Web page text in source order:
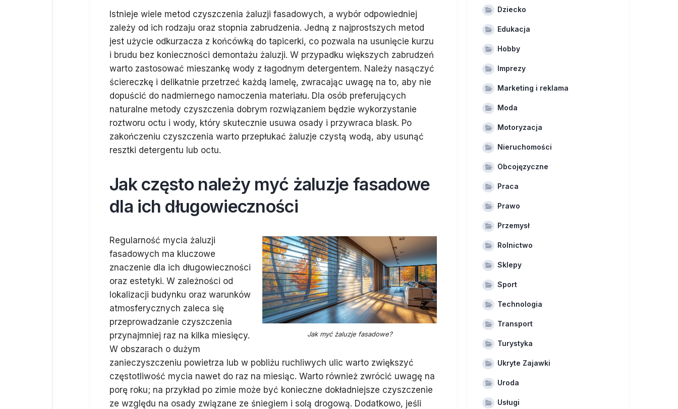
Istnieje wiele metod czyszczenia żaluzji fasadowych, a wybór odpowiedniej
zależy od ich rodzaju oraz stopnia zabrudzenia. Jedną z najprostszych metod
jest użycie odkurzacza z końcówką do tapicerki, co pozwala na usunięcie kurzu
i brudu bez konieczności demontażu żaluzji. W przypadku większych zabrudzeń
warto zastosować mieszankę wody z łagodnym detergentem. Należy nasączyć
ściereczkę i delikatnie przetrzeć każdą lamelę, zwracając uwagę na to, aby nie
dopuścić do nadmiernego namoczenia materiału. Dla osób preferujących
naturalne metody czyszczenia dobrym rozwiązaniem będzie wykorzystanie
roztworu octu i wody, który skutecznie usuwa osady i przywraca blask. Po
zakończeniu czyszczenia warto przepłukać żaluzje czystą wodą, aby usunąć
resztki detergentu lub octu.
Jak często należy myć żaluzje fasadowe
dla ich długowieczności
Jak myć żaluzje fasadowe?
Regularność mycia żaluzji
fasadowych ma kluczowe
znaczenie dla ich długowieczności
oraz estetyki. W zależności od
lokalizacji budynku oraz warunków
atmosferycznych zaleca się
przeprowadzanie czyszczenia
przynajmniej raz na kilka miesięcy.
W obszarach o dużym
zanieczyszczeniu powietrza lub w pobliżu ruchliwych ulic warto zwiększyć
częstotliwość mycia nawet do raz na miesiąc. Warto również zwrócić uwagę na
porę roku; na przykład po zimie może być konieczne dokładniejsze czyszczenie
ze względu na osady związane ze śniegiem i solą drogową. Dodatkowo, jeśli
Dziecko
Edukacja
Hobby
Imprezy
Marketing i reklama
Moda
Motoryzacja
Nieruchomości
Obcojęzyczne
Praca
Prawo
Przemysł
Rolnictwo
Sklepy
Sport
Technologia
Transport
Turystyka
Ukryte Zajawki
Uroda
Usługi